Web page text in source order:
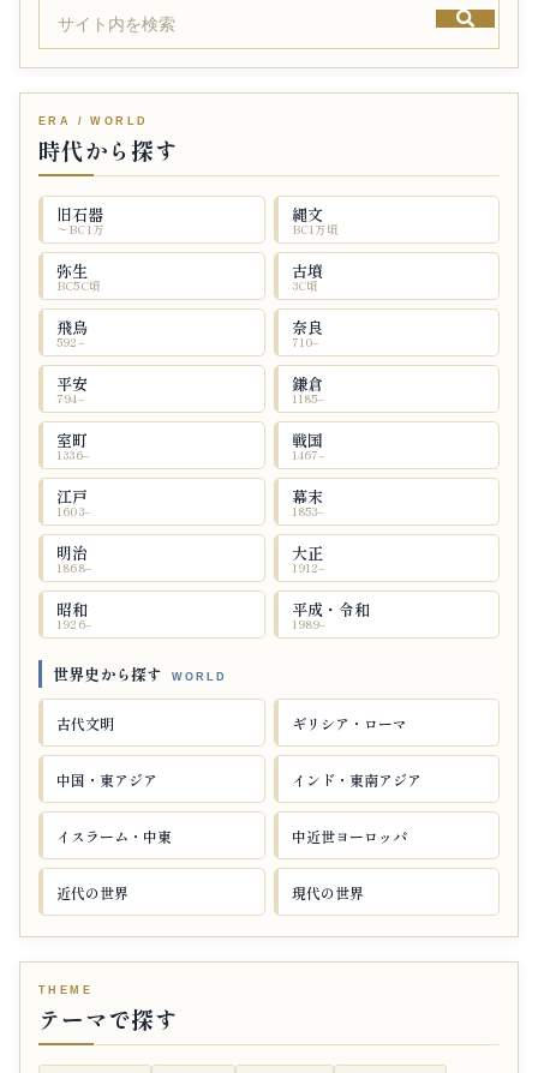
時代から探す
旧石器
〜BC1万
縄文
BC1万頃
弥生
BC5C頃
古墳
3C頃
飛鳥
592–
奈良
710–
平安
794–
鎌倉
1185–
室町
1336–
戦国
1467–
江戸
1603–
幕末
1853–
明治
1868–
大正
1912–
昭和
1926–
平成・令和
1989–
世界史から探す
古代文明 ギリシア・ローマ
中国・東アジア インド・東南アジア
イスラーム・中東 中近世ヨーロッパ
近代の世界 現代の世界
テーマで探す